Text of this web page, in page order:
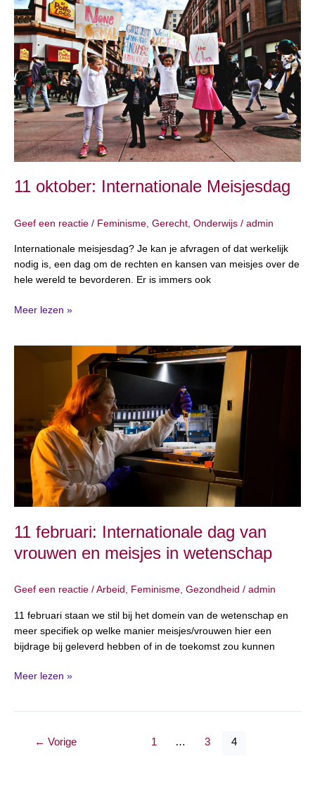
11 oktober: Internationale Meisjesdag
Geef een reactie / Feminisme Gerecht Onderwijs / admin
Internationale meisjesdag? Je kan je afvragen of dat werkelijk
nodig is, een dag om de rechten en kansen van meisjes over de
hele wereld te bevorderen. Er is immers ook
11
oktober:
Internationale
Meisjesdag
Meer lezen »
11 februari: Internationale dag van
vrouwen en meisjes in wetenschap
Geef een reactie / Arbeid , Feminisme, Gezondheid / admin
11 februari staan we stil bij het domein van de wetenschap en
meer specifiek op welke manier meisjes/vrouwen hier een
bijdrage bij geleverd hebben of in de toekomst zou kunnen
Internationale
vrouwen
en
meisjes
wetenschap
Meer lezen »
← Vorige 1 … 3 4